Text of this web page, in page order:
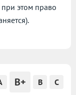
этом право
B+ B C